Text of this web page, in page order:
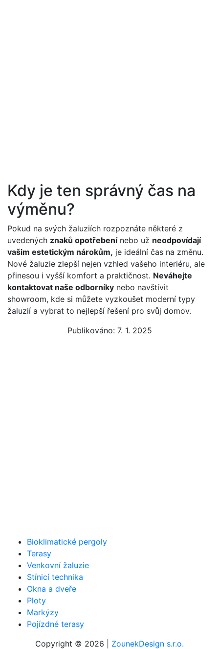
Kdy je ten správný čas na
výměnu?
Pokud na svých žaluziích rozpoznáte některé z
uvedených znaků opotřebenínebo už neodpovídají
vašim estetickým nárokům, je ideální čas na změnu.
Nové žaluzie zlepší nejen vzhled vašeho interiéru, ale
přinesou i vyšší komfort a praktičnost. Neváhejte
kontaktovat naše odborníky nebo navštívit
showroom, kde si můžete vyzkoušet moderní typy
žaluzií a vybrat to nejlepší řešení pro svůj domov.
Publikováno: 7. 1. 2025
názory klientů
Pomoc s výběrem pergoly. Velmi
profesionální, ale zároveň lidský
přístup. Kvalitní jednání a provedená
práce!
Adam Spurný
Bioklimatické pergoly
Terasy
Venkovní žaluzie
Stínicí technika
Okna a dveře
Ploty
Markýzy
Pojízdné terasy
Copyright © 2026 | ZounekDesign s.r.o.